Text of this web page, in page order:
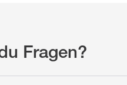
Fragen?